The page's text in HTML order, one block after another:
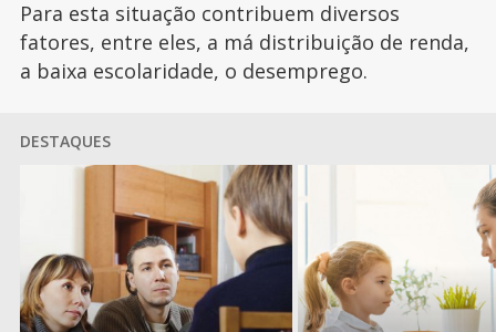
Para esta situação contribuem diversos
fatores, entre eles, a má distribuição de renda,
a baixa escolaridade, o desemprego.
DESTAQUES